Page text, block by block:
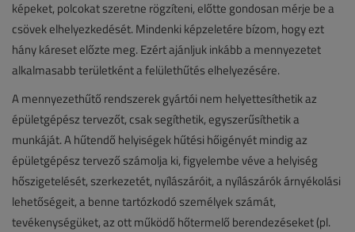
képeket, polcokat szeretne rögzíteni, előtte gondosan mérje be a
csövek elhelyezkedését. Mindenki képzeletére bízom, hogy ezt
hány káreset előzte meg. Ezért ajánljuk inkább a mennyezetet
alkalmasabb területként a felülethűtés elhelyezésére.
A mennyezethűtő rendszerek gyártói nem helyettesíthetik az
épületgépész tervezőt, csak segíthetik, egyszerűsíthetik a
munkáját. A hűtendő helyiségek hűtési hőigényét mindig az
épületgépész tervező számolja ki, figyelembe véve a helyiség
hőszigetelését, szerkezetét, nyílászáróit, a nyílászárók árnyékolási
lehetőségeit, a benne tartózkodó személyek számát,
tevékenységüket, az ott működő hőtermelő berendezéseket (pl.